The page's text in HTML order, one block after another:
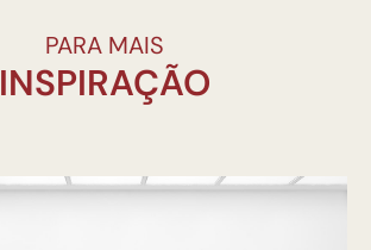
PARA MAIS
INSPIRAÇÃO